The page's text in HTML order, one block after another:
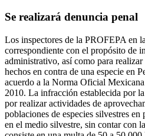
Se realizará denuncia penal
Los inspectores de la PROFEPA en
correspondiente con el propósito de
administrativo, así como para
hechos en contra de una especie en
acuerdo a la Norma Oficial
2010. La infracción establecida por
por realizar actividades de
poblaciones de especies silvestres
en el medio silvestre, sin contar con